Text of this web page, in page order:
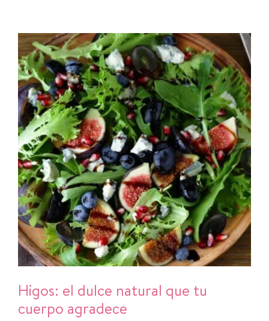
Higos: el dulce natural que tu
cuerpo agradece